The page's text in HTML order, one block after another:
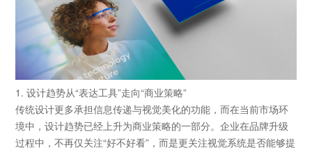
1. 设计趋势从“表达工具”走向“商业策略”
传统设计更多承担信息传递与视觉美化的功能，而在当前市场环
境中，设计趋势已经上升为商业策略的一部分。企业在品牌升级
过程中，不再仅关注“好不好看”，而是更关注视觉系统是否能够提